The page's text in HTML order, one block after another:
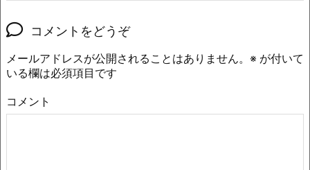
コメントをどうぞ
メールアドレスが公開されることはありません。 ※ が付いて
いる欄は必須項目です
コメント